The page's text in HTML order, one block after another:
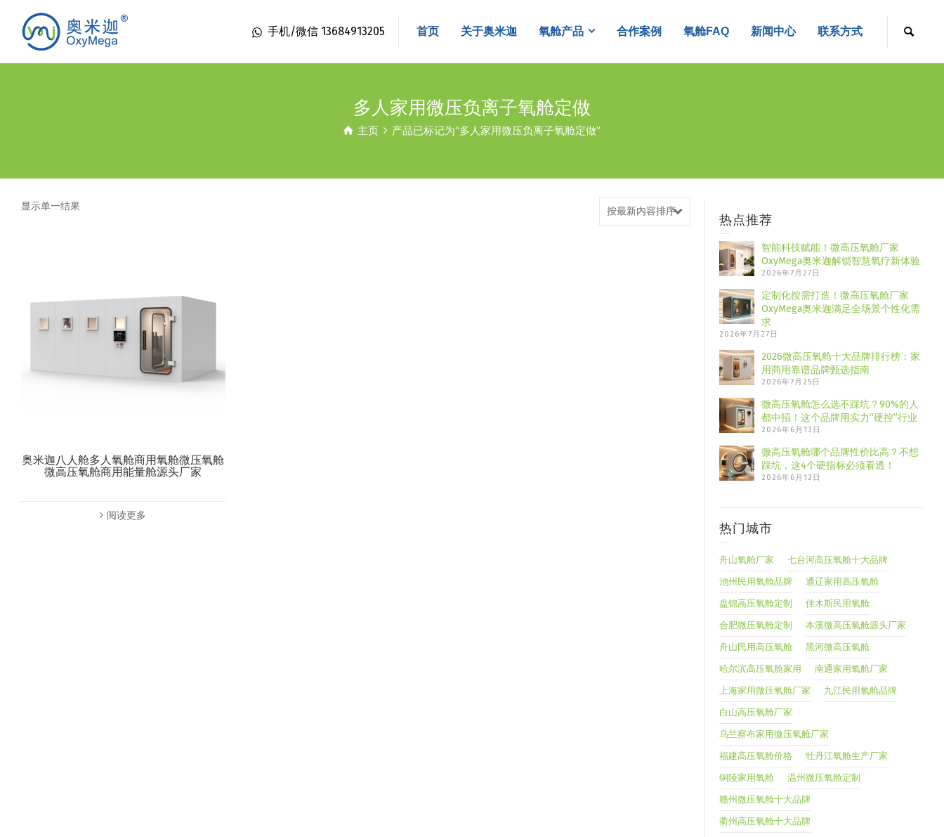
手机/微信 13684913205 首页 关于奥米迦 氧舱产品 合作案例 氧舱FAQ 新闻中心 联系方式
多人家用微压负离子氧舱定做
主页 产品已标记为“多人家用微压负离子氧舱定做”
显示单一结果 按最新内容排序
奥米迦八人舱多人氧舱商用氧舱微压氧舱
微高压氧舱商用能量舱源头厂家
阅读更多
热点推荐
智能科技赋能！微高压氧舱厂家
OxyMega奥米迦解锁智慧氧疗新体验
2026年7月27日
定制化按需打造！微高压氧舱厂家
OxyMega奥米迦满足全场景个性化需
求
2026年7月27日
2026微高压氧舱十大品牌排行榜：家
用商用靠谱品牌甄选指南
2026年7月25日
微高压氧舱怎么选不踩坑？90%的人
都中招！这个品牌用实力“硬控”行业
2026年6月13日
微高压氧舱哪个品牌性价比高？不想
踩坑，这4个硬指标必须看透！
2026年6月12日
热门城市
舟山氧舱厂家 七台河高压氧舱十大品牌
池州民用氧舱品牌 通辽家用高压氧舱
盘锦高压氧舱定制 佳木斯民用氧舱
合肥微压氧舱定制 本溪微高压氧舱源头厂家
舟山民用高压氧舱 黑河微高压氧舱
哈尔滨高压氧舱家用 南通家用氧舱厂家
上海家用微压氧舱厂家 九江民用氧舱品牌
白山高压氧舱厂家
乌兰察布家用微压氧舱厂家
福建高压氧舱价格 牡丹江氧舱生产厂家
铜陵家用氧舱 温州微压氧舱定制
赣州微压氧舱十大品牌
衢州高压氧舱十大品牌